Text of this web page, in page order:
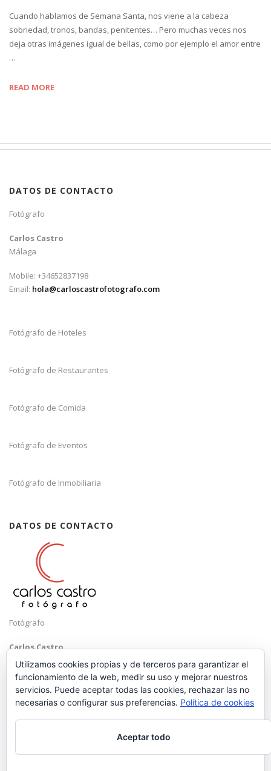
Cuando hablamos de Semana Santa, nos viene a la cabeza
sobriedad, tronos, bandas, penitentes… Pero muchas veces nos
deja otras imágenes igual de bellas, como por ejemplo el amor entre
…
READ MORE
DATOS DE CONTACTO
Fotógrafo
Carlos Castro
Málaga
Mobile: +34652837198
Email: hola@carloscastrofotografo.com
Fotógrafo de Hoteles
Fotógrafo de Restaurantes
Fotógrafo de Comida
Fotógrafo de Eventos
Fotógrafo de Inmobiliaria
DATOS DE CONTACTO
Fotógrafo
Carlos Castro
Málaga
Mobile: +34 652 83 71 98
hola@carloscastrofotografo.com
Utilizamos cookies propias y de terceros para garantizar el
funcionamiento de la web, medir su uso y mejorar nuestros
servicios. Puede aceptar todas las cookies, rechazar las no
necesarias o configurar sus preferencias. Política de cookies
Aceptar todo